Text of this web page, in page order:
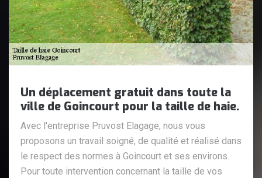
Un déplacement gratuit dans toute la
ville de Goincourt pour la taille de haie.
Avec l'entreprise Pruvost Elagage, nous vous
proposons un travail soigné, de qualité et réalisé dans
le respect des normes à Goincourt et ses environs.
Pour toute intervention concernant la taille de vos